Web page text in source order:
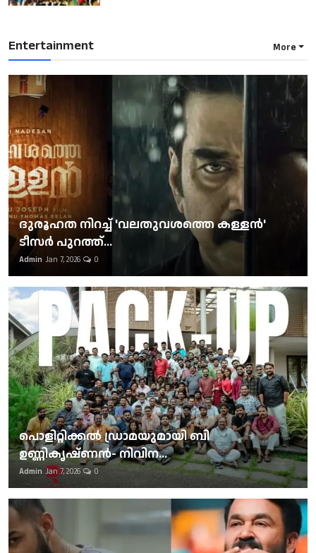
Entertainment More
ദുരൂഹത നിറച്ച് 'വലതുവശത്തെ കള്ളന്‍'
ടീസര്‍ പുറത്ത്...
Admin Jan 7, 2026 0
പൊളിറ്റിക്കല്‍ ഡ്രാമയുമായി ബി
ഉണ്ണികൃഷ്ണന്‍- നിവിന...
Admin Jan 7, 2026 0